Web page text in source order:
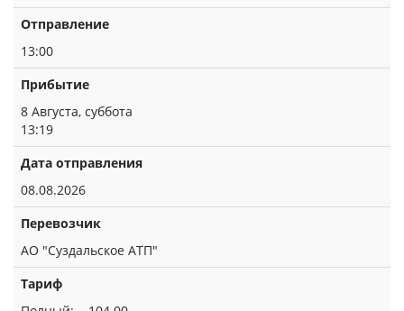
Отправление
13:00
Прибытие
8 Августа, суббота
13:19
Дата отправления
08.08.2026
Перевозчик
АО "Суздальское АТП"
Тариф